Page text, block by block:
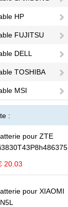
HP
FUJITSU
DELL
TOSHIBA
MSI
:
pour ZTE
20.03
pour XIAOMI